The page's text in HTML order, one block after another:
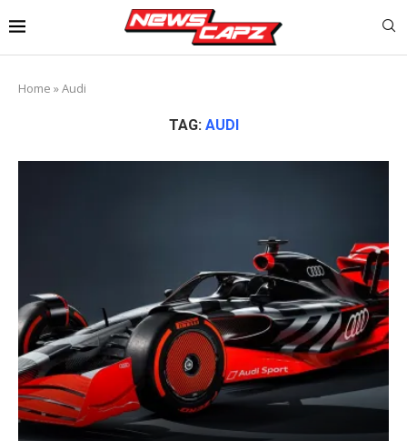
Home »Audi
TAG: AUDI